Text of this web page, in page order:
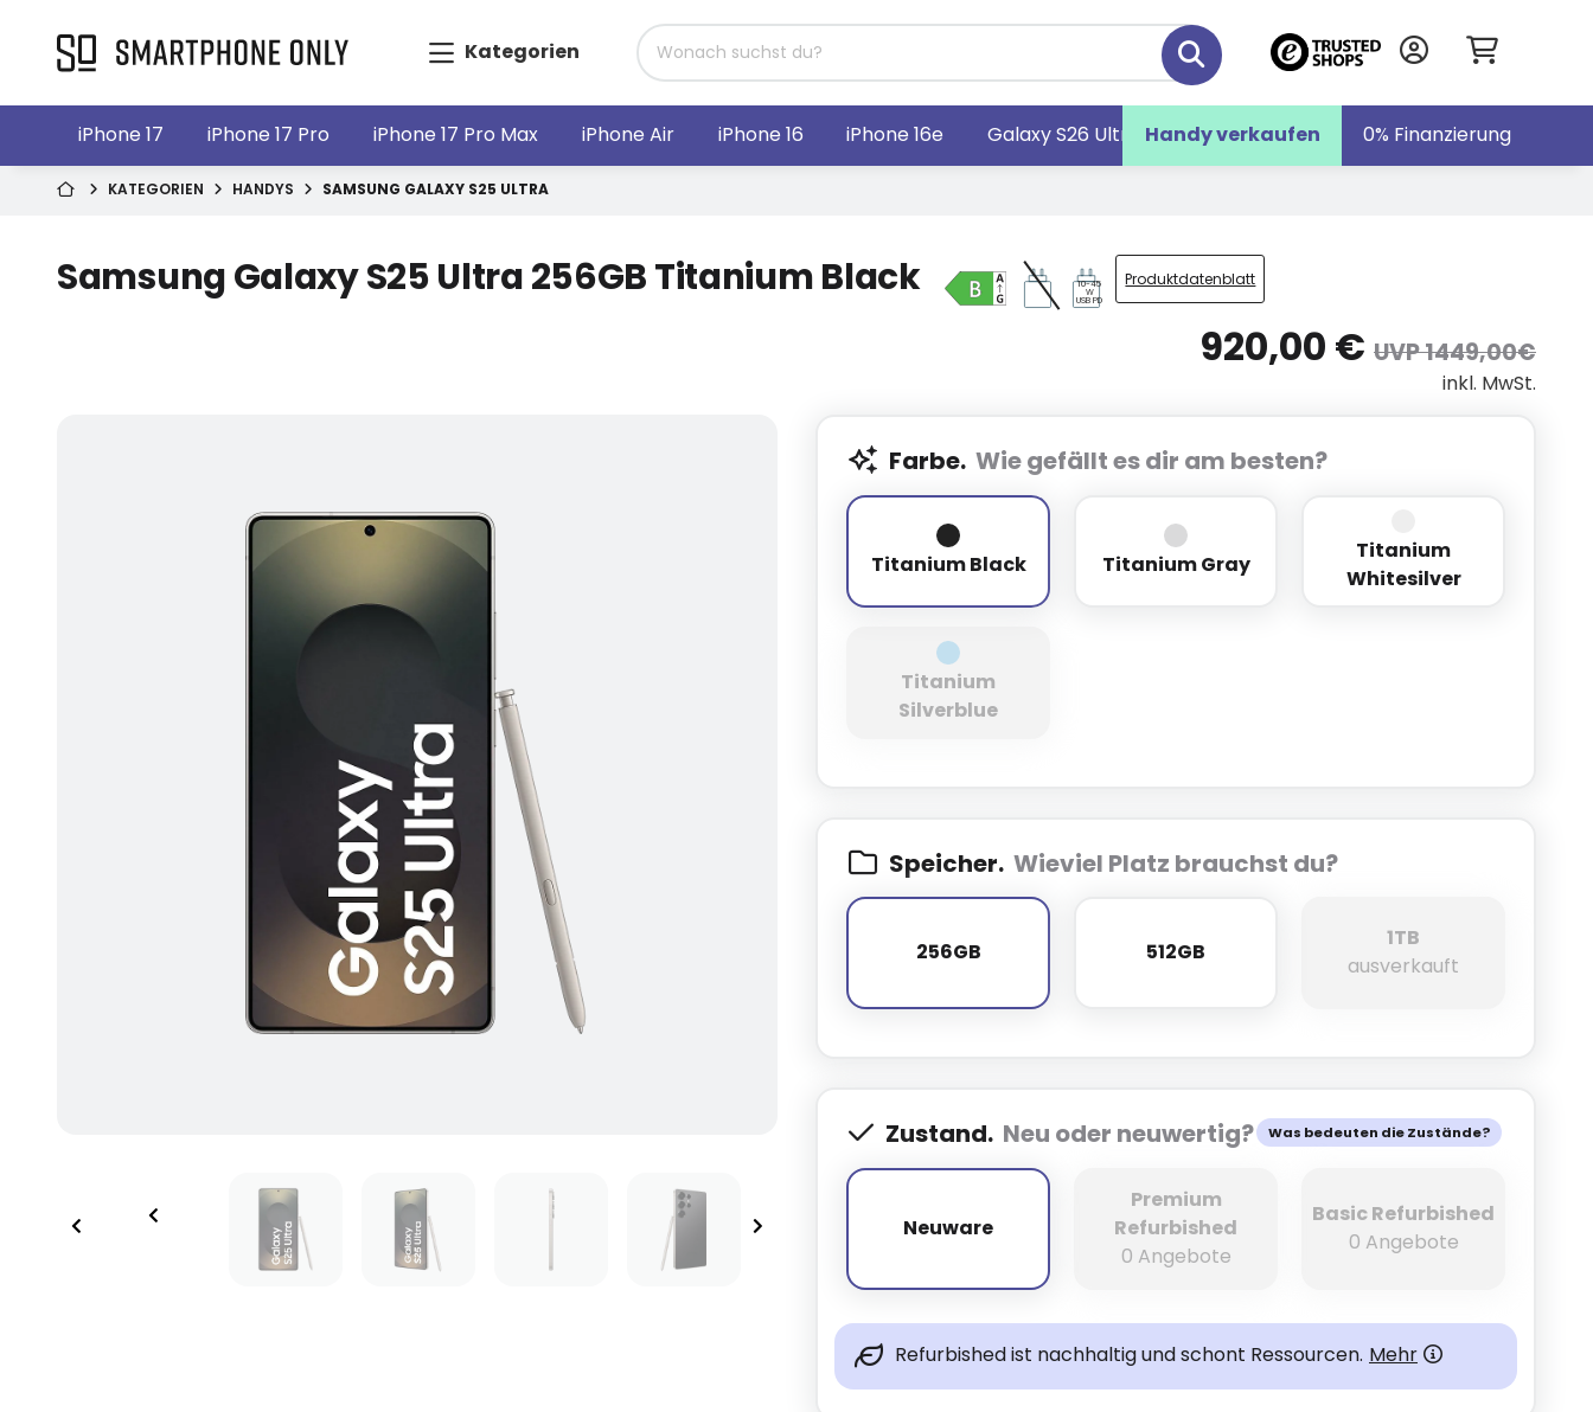
Kategorien
Handy verkaufen 0% Finanzierung
iPhone 17 iPhone 17 Pro iPhone 17 Pro Max iPhone Air iPhone 16 iPhone 16e Galaxy S26 Ultra Galaxy S26 Galaxy Z Fold7
KATEGORIEN HANDYS SAMSUNG GALAXY S25 ULTRA
Samsung Galaxy S25 Ultra 256GB Titanium Black 10-45
W
USB PD
Produktdatenblatt
920,00 € UVP 1449,00€
inkl. MwSt.
Farbe. Wie gefällt es dir am besten?
Titanium Black
Titanium Black Titanium Gray
Titanium Gray
Titanium
Whitesilver
Titanium Whitesilver
Titanium
Silverblue
Titanium Silverblue
Speicher. Wieviel Platz brauchst du?
256GB
256GB 512GB
512GB
1TB
ausverkauft
1TB
Was bedeuten die Zustände?
Zustand. Neu oder neuwertig?
Neuware
Neuware
Premium
Refurbished
0 Angebote
Basic Refurbished
0 Angebote
Refurbished ist nachhaltig und schont Ressourcen. Mehr